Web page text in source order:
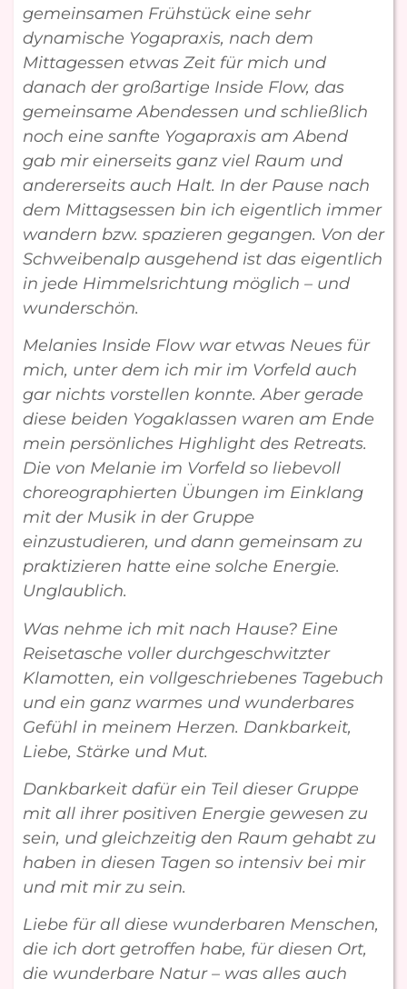
gemeinsamen Frühstück eine sehr
dynamische Yogapraxis, nach dem
Mittagessen etwas Zeit für mich und
danach der großartige Inside Flow, das
gemeinsame Abendessen und schließlich
noch eine sanfte Yogapraxis am Abend
gab mir einerseits ganz viel Raum und
andererseits auch Halt. In der Pause nach
dem Mittagsessen bin ich eigentlich immer
wandern bzw. spazieren gegangen. Von der
Schweibenalp ausgehend ist das eigentlich
in jede Himmelsrichtung möglich – und
wunderschön.
Melanies Inside Flow war etwas Neues für
mich, unter dem ich mir im Vorfeld auch
gar nichts vorstellen konnte. Aber gerade
diese beiden Yogaklassen waren am Ende
mein persönliches Highlight des Retreats.
Die von Melanie im Vorfeld so liebevoll
choreographierten Übungen im Einklang
mit der Musik in der Gruppe
einzustudieren, und dann gemeinsam zu
praktizieren hatte eine solche Energie.
Unglaublich.
Was nehme ich mit nach Hause? Eine
Reisetasche voller durchgeschwitzter
Klamotten, ein vollgeschriebenes Tagebuch
und ein ganz warmes und wunderbares
Gefühl in meinem Herzen. Dankbarkeit,
Liebe, Stärke und Mut.
Dankbarkeit dafür ein Teil dieser Gruppe
mit all ihrer positiven Energie gewesen zu
sein, und gleichzeitig den Raum gehabt zu
haben in diesen Tagen so intensiv bei mir
und mit mir zu sein.
Liebe für all diese wunderbaren Menschen,
die ich dort getroffen habe, für diesen Ort,
die wunderbare Natur – was alles auch